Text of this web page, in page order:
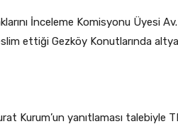
İnceleme Komisyonu Üyesi
ettiği Gezköy Konutlarında
Kurum’un yanıtlaması talebiyle